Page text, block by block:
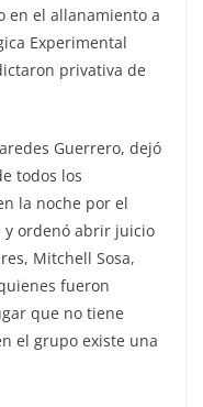
en el allanamiento a
Experimental
privativa de
Guerrero, dejó
todos los
la noche por el
ordenó abrir juicio
Mitchell Sosa,
fueron
que no tiene
el grupo existe una